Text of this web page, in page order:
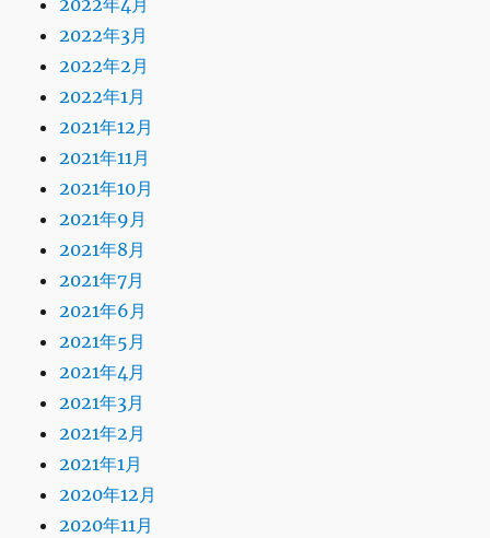
2022年4月
2022年3月
2022年2月
2022年1月
2021年12月
2021年11月
2021年10月
2021年9月
2021年8月
2021年7月
2021年6月
2021年5月
2021年4月
2021年3月
2021年2月
2021年1月
2020年12月
2020年11月